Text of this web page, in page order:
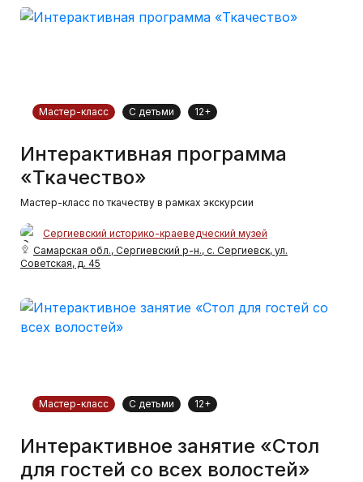
Мастер-класс С детьми 12+
Интерактивная программа
«Ткачество»
Мастер-класс по ткачеству в рамках экскурсии
Сергиевский историко-краеведческий музей
Самарская обл., Сергиевский р-н., с. Сергиевск, ул.
Советская, д. 45
Мастер-класс С детьми 12+
Интерактивное занятие «Стол
для гостей со всех волостей»